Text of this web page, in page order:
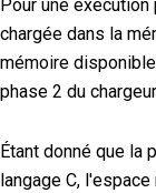
Pour une
chargée dans la
mémoire
phase 2 du
Étant donné que la
langage C,